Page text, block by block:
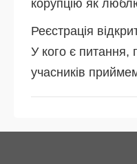
корупцію як
Реєстрація
У кого є питання,
учасників